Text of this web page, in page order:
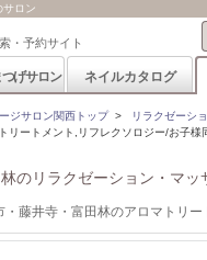
サロン
・予約サイト
げサロン ネイルカタログ
ジサロン関西トップ>
リラクゼーシ
リートメント,リフレクソロジー/お子様
のリラクゼーション・マッ
藤井寺・富田林のアロマトリ